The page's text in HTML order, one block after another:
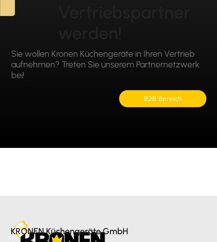
Sie wollen Kronen Küchengeräte in Ihren Vertrieb
aufnehmen? Treten Sie unserem Partnernetzwerk
bei!
B2B Bereich
KRONEN Küchengeräte GmbH